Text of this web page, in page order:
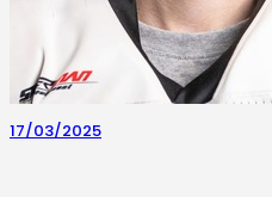
17/03/2025